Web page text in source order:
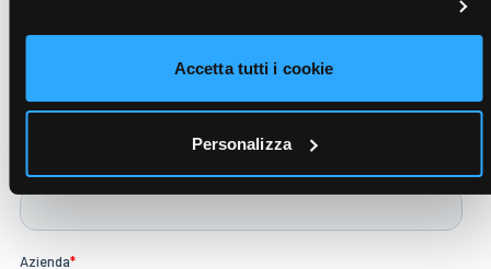
Accetta tutti i cookie
Personalizza